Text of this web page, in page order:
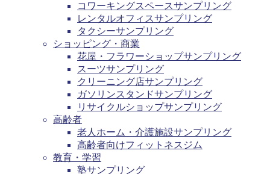
コワーキングスペースサンプリング
レンタルオフィスサンプリング
タクシーサンプリング
ショッピング・商業
花屋・フラワーショップサンプリング
スーツサンプリング
クリーニング店サンプリング
ガソリンスタンドサンプリング
リサイクルショップサンプリング
高齢者
老人ホーム・介護施設サンプリング
高齢者向けフィットネスジム
教育・学習
塾サンプリング